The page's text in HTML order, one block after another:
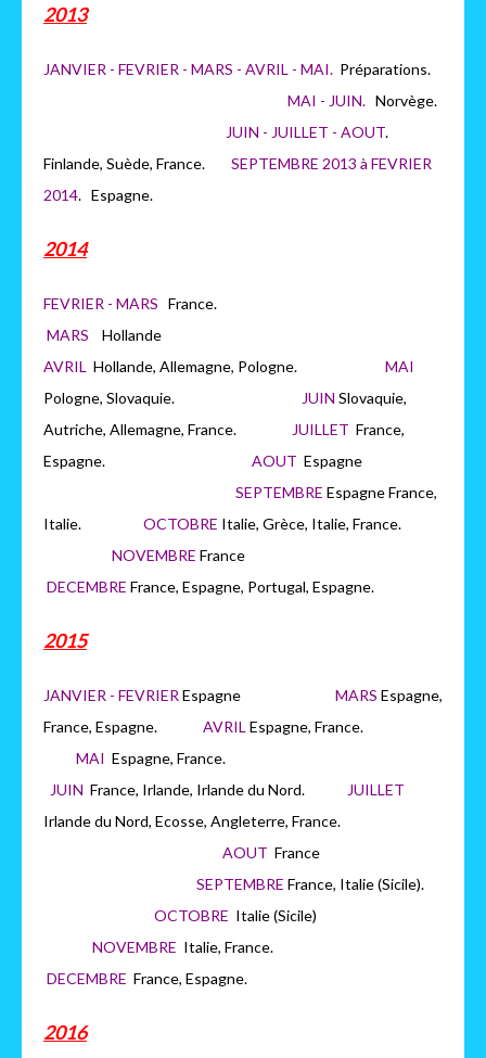
2013
JANVIER - FEVRIER - MARS - AVRIL - MAI. Préparations.
MAI - JUIN. Norvège.
JUIN - JUILLET - AOUT.
Finlande, Suède, France. SEPTEMBRE 2013 à FEVRIER
2014. Espagne.
2014
FEVRIER - MARS France.
MARS Hollande
AVRIL Hollande, Allemagne, Pologne. MAI
Pologne, Slovaquie.
JUIN Slovaquie,
Autriche, Allemagne, France.
JUILLET France,
Espagne. AOUT Espagne
SEPTEMBRE Espagne France,
Italie. OCTOBRE Italie, Grèce, Italie, France.
NOVEMBRE France
DECEMBRE France, Espagne, Portugal, Espagne.
2015
JANVIER - FEVRIER Espagne MARS Espagne,
France, Espagne. AVRIL Espagne, France.
MAI Espagne, France.
JUIN France, Irlande, Irlande du Nord.
JUILLET
Irlande du Nord, Ecosse, Angleterre, France.
AOUT France
SEPTEMBRE France, Italie (Sicile).
OCTOBRE Italie (Sicile)
NOVEMBRE Italie, France.
DECEMBRE France, Espagne.
2016